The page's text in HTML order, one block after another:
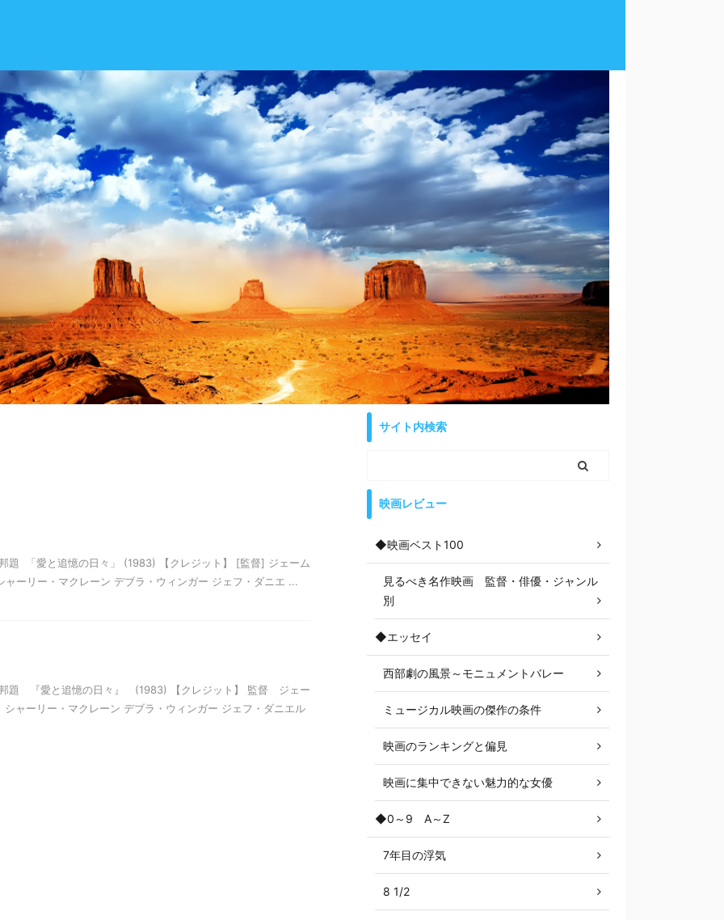
「愛と追憶の日々」 (1983) 【クレジット】 [監督] ジェーム
ャーリー・マクレーン デブラ・ウィンガー ジェフ・ダニエ ...
題 『愛と追憶の日々』 (1983) 【クレジット】 監督 ジェー
ャーリー・マクレーン デブラ・ウィンガー ジェフ・ダニエル
サイト内検索
映画レビュー
◆映画ベスト100
見るべき名作映画 監督・俳優・ジャンル
別
◆エッセイ
西部劇の風景～モニュメントバレー
ミュージカル映画の傑作の条件
映画のランキングと偏見
映画に集中できない魅力的な女優
◆0～9 A～Z
7年目の浮気
8 1/2